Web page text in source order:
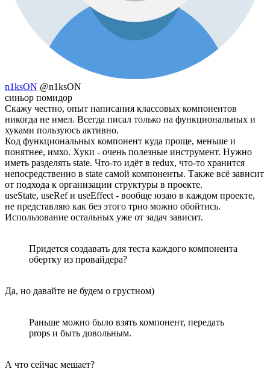
n1ksON @n1ksON
синьор помидор
Скажу честно, опыт написания классовых компонентов
никогда не имел. Всегда писал только на функциональных и
хуками пользуюсь активно.
Код функциональных компонент куда проще, меньше и
понятнее, имхо. Хуки - очень полезные инструмент. Нужно
иметь разделять state. Что-то идёт в redux, что-то хранится
непосредственно в state самой компоненты. Также всё зависит
от подхода к организации структуры в проекте.
useState, useRef и useEffect - вообще юзаю в каждом проекте,
не представляю как без этого трио можно обойтись.
Использование остальных уже от задач зависит.
Придется создавать для теста каждого компонента
обертку из провайдера?
Да, но давайте не будем о грустном)
Раньше можно было взять компонент, передать
props и быть довольным.
А что сейчас мешает?